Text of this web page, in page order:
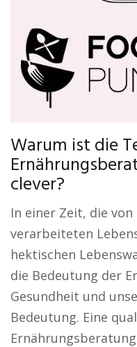
Warum ist die
clever?
In einer Zeit, die
verarbeiteten
hektischen
die Bedeutung der
Gesundheit und
Bedeutung. Eine